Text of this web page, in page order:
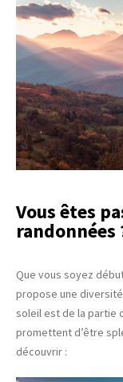
Vous êtes
randonnées
Que vous soyez
propose une
soleil est de la partie
promettent d’être
découvrir :